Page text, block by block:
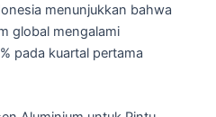
menunjukkan bahwa
global mengalami
pada kuartal pertama